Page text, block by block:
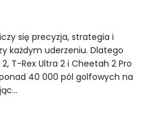
się precyzja, strategia i
każdym uderzeniu. Dlatego
T-Rex Ultra 2 i Cheetah 2 Pro
40 000 pól golfowych na